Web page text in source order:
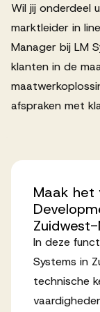
Vervulde
Ons team
Werken bij
Wil jij onderdeel
marktleider in
Manager bij LM
klanten in de
afspraken met
Maak het
In deze
Systems in
technische